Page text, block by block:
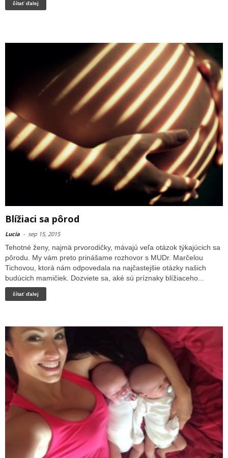
čítať ďalej
Blížiaci sa pôrod
Lucia - sep 15, 2015
Tehotné ženy, najmä prvorodičky, mávajú veľa otázok týkajúcich sa
pôrodu. My vám preto prinášame rozhovor s MUDr. Marčelou
Tichovou, ktorá nám odpovedala na najčastejšie otázky našich
budúcich mamičiek. Dozviete sa, aké sú príznaky blížiaceho...
čítať ďalej